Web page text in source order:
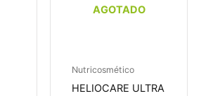
AGOTADO
Nutricosmético
HELIOCARE ULTRA